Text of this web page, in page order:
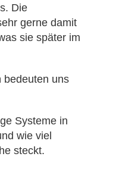
Die
gerne damit
sie später im
bedeuten uns
Systeme in
wie viel
steckt.